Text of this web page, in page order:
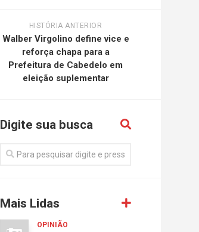
HISTÓRIA ANTERIOR
Walber Virgolino define vice e
reforça chapa para a
Prefeitura de Cabedelo em
eleição suplementar
Digite sua busca
Mais Lidas
OPINIÃO